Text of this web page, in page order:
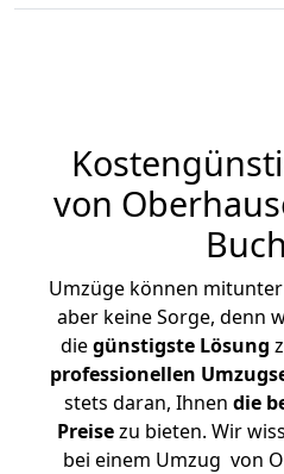
von
Umzüge können
aber keine Sorge, denn
diegünstigste Lösung
professionellen
stets daran, Ihnen die
Preisezu bieten. Wir
bei einem Umzug von